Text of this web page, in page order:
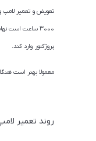
پروژکتور وارد کند.
معمولا بهتر است
روند تعمیر